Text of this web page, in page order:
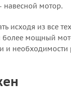
навесной мотор.
исходя из все
мощный
и необходимости